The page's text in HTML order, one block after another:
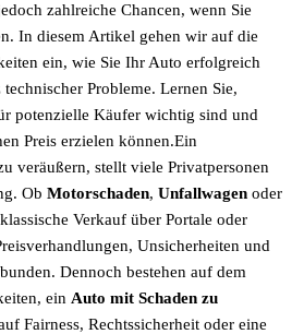
zahlreiche Chancen, wenn Sie
In diesem Artikel gehen wir auf die
ein, wie Sie Ihr Auto erfolgreich
Probleme. Lernen Sie,
potenzielle Käufer wichtig sind und
Preis erzielen können.Ein
veräußern, stellt viele Privatpersonen
Ob Motorschaden, Unfallwagen oder
Verkauf über Portale oder
Unsicherheiten und
Dennoch bestehen auf dem
ein Auto mit Schaden zu
Fairness, Rechtssicherheit oder eine